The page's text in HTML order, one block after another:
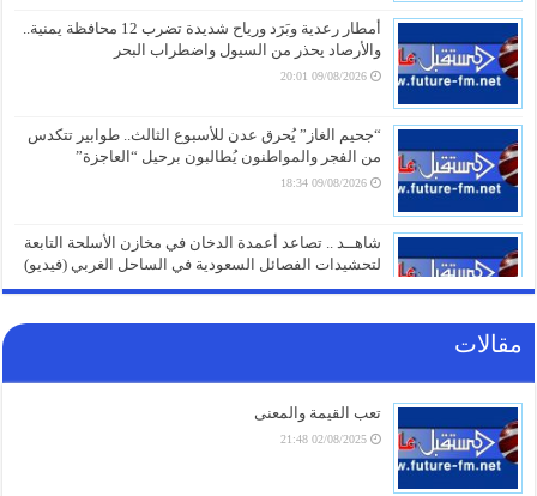
أمطار رعدية وبَرَد ورياح شديدة تضرب 12 محافظة يمنية..
والأرصاد يحذر من السيول واضطراب البحر
09/08/2026 20:01
“جحيم الغاز” يُحرق عدن للأسبوع الثالث.. طوابير تتكدس
من الفجر والمواطنون يُطالبون برحيل “العاجزة”
09/08/2026 18:34
شاهــد .. تصاعد أعمدة الدخان في مخازن الأسلحة التابعة
لتحشيدات الفصائل السعودية في الساحل الغربي (فيديو)
09/08/2026 18:02
مقالات
تعب القيمة والمعنى
02/08/2025 21:48